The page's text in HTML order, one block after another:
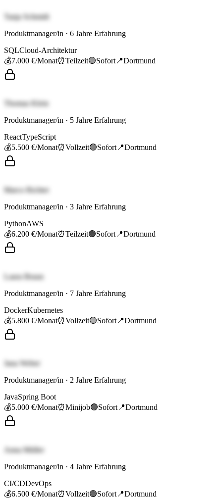
Tanja Schmidt
Produktmanager/in · 6 Jahre Erfahrung
SQLCloud-Architektur
💰7.000 €/Monat⏰Teilzeit🟢Sofort 📍Dortmund
Thomas Klein
Produktmanager/in · 5 Jahre Erfahrung
ReactTypeScript
💰5.500 €/Monat⏰Vollzeit🟢Sofort 📍Dortmund
Marco Richter
Produktmanager/in · 3 Jahre Erfahrung
PythonAWS
💰6.200 €/Monat⏰Teilzeit🟢Sofort 📍Dortmund
Laura Braun
Produktmanager/in · 7 Jahre Erfahrung
DockerKubernetes
💰5.800 €/Monat⏰Vollzeit🟢Sofort 📍Dortmund
Jana Weber
Produktmanager/in · 2 Jahre Erfahrung
JavaSpring Boot
💰5.000 €/Monat⏰Minijob🟢Sofort 📍Dortmund
Anna Müller
Produktmanager/in · 4 Jahre Erfahrung
CI/CDDevOps
💰6.500 €/Monat⏰Vollzeit🟢Sofort 📍Dortmund